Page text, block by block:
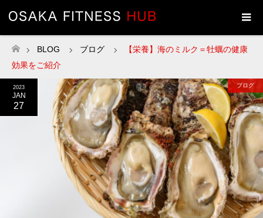
ホーム
BLOG ブログ
【栄養】海のミルク＝牡蠣の健康
効果をご紹介
2023
JAN
27
ブログ